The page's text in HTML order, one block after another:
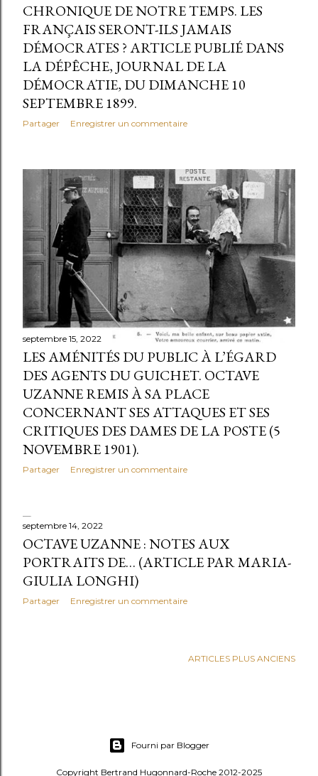
CHRONIQUE DE NOTRE TEMPS. LES
FRANÇAIS SERONT-ILS JAMAIS
DÉMOCRATES ? ARTICLE PUBLIÉ DANS
LA DÉPÊCHE, JOURNAL DE LA
DÉMOCRATIE, DU DIMANCHE 10
SEPTEMBRE 1899.
Partager Enregistrer un commentaire
septembre 15, 2022
LES AMÉNITÉS DU PUBLIC À L’ÉGARD
DES AGENTS DU GUICHET. OCTAVE
UZANNE REMIS À SA PLACE
CONCERNANT SES ATTAQUES ET SES
CRITIQUES DES DAMES DE LA POSTE (5
NOVEMBRE 1901).
Partager Enregistrer un commentaire
septembre 14, 2022
OCTAVE UZANNE : NOTES AUX
PORTRAITS DE… (ARTICLE PAR MARIA-
GIULIA LONGHI)
Partager Enregistrer un commentaire
ARTICLES PLUS ANCIENS
Fourni par Blogger
Copyright Bertrand Hugonnard-Roche 2012-2025